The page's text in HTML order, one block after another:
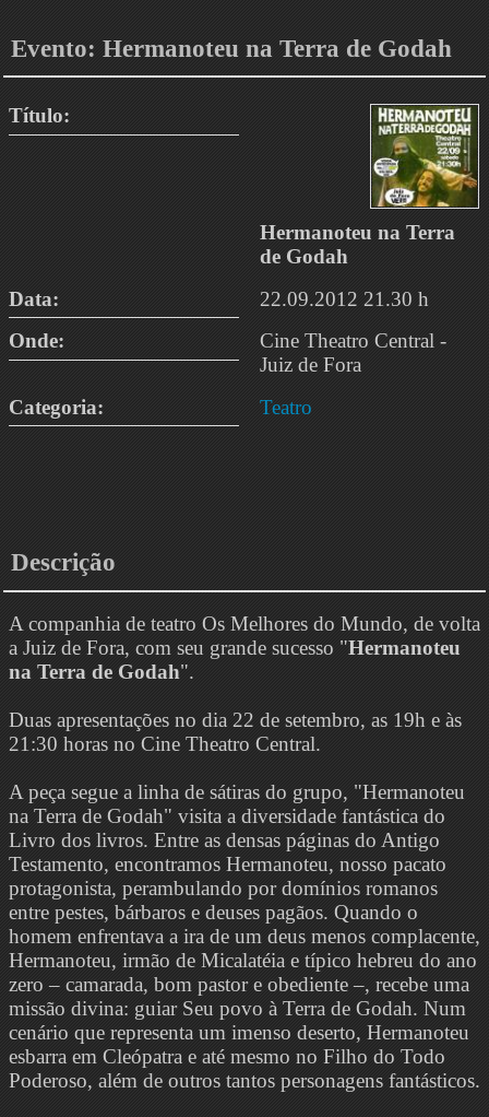
Evento: Hermanoteu na Terra de Godah
Título:
Hermanoteu na Terra
de Godah
Data:
22.09.2012 21.30 h
Onde:
Cine Theatro Central -
Juiz de Fora
Categoria:
Teatro
Descrição
A companhia de teatro Os Melhores do Mundo, de volta
a Juiz de Fora, com seu grande sucesso "Hermanoteu
na Terra de Godah".
Duas apresentações no dia 22 de setembro, as 19h e às
21:30 horas no Cine Theatro Central.
A peça segue a linha de sátiras do grupo, "Hermanoteu
na Terra de Godah" visita a diversidade fantástica do
Livro dos livros. Entre as densas páginas do Antigo
Testamento, encontramos Hermanoteu, nosso pacato
protagonista, perambulando por domínios romanos
entre pestes, bárbaros e deuses pagãos. Quando o
homem enfrentava a ira de um deus menos complacente,
Hermanoteu, irmão de Micalatéia e típico hebreu do ano
zero – camarada, bom pastor e obediente –, recebe uma
missão divina: guiar Seu povo à Terra de Godah. Num
cenário que representa um imenso deserto, Hermanoteu
esbarra em Cleópatra e até mesmo no Filho do Todo
Poderoso, além de outros tantos personagens fantásticos.